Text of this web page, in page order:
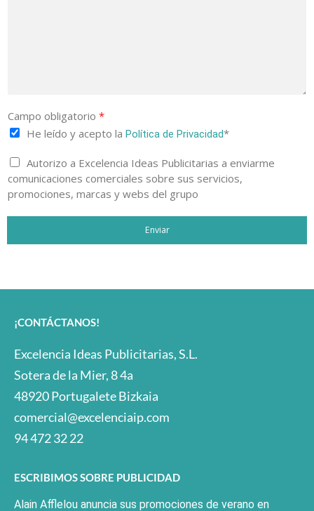
Campo obligatorio *
He leído y acepto la Política de Privacidad*
Autorizo a Excelencia Ideas Publicitarias a enviarme
comunicaciones comerciales sobre sus servicios,
promociones, marcas y webs del grupo
Enviar
¡CONTÁCTANOS!
Excelencia Ideas Publicitarias, S.L.
Sotera de la Mier, 8 4a
48920 Portugalete Bizkaia
comercial@excelenciaip.com
94 472 32 22
ESCRIBIMOS SOBRE PUBLICIDAD
Alain Afflelou anuncia sus promociones de verano en